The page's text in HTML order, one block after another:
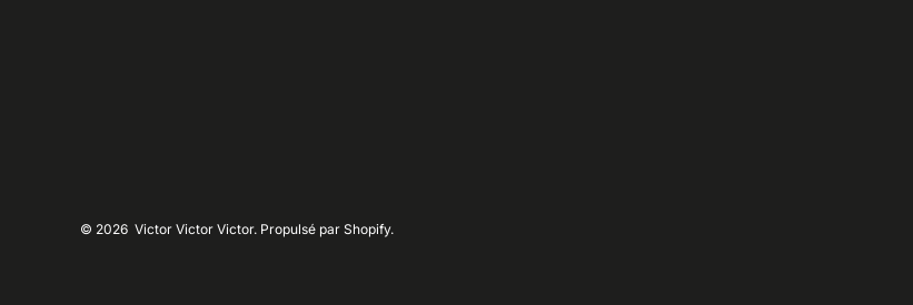
© 2026 Victor Victor Victor. Propulsé par Shopify.